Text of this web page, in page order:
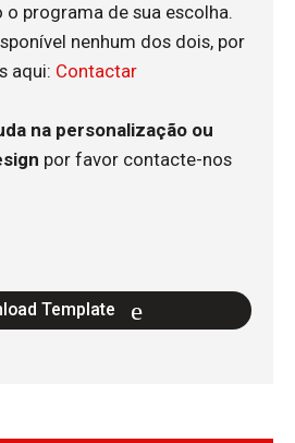
o programa de sua escolha.
nenhum dos dois, por
aqui: Contactar
na personalização ou
por favor contacte-nos
Template